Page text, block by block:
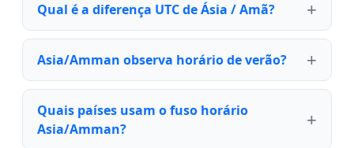
Qual é a diferença UTC de Ásia / Amã?
Asia/Amman observa horário de verão?
Quais países usam o fuso horário
Asia/Amman?